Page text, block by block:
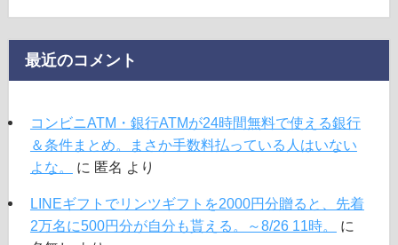
最近のコメント
コンビニATM・銀行ATMが24時間無料で使える銀行
＆条件まとめ。まさか手数料払っている人はいない
よな。
に 匿名 より
LINEギフトでリンツギフトを2000円分贈ると、先着
2万名に500円分が自分も貰える。～8/26 11時。
に